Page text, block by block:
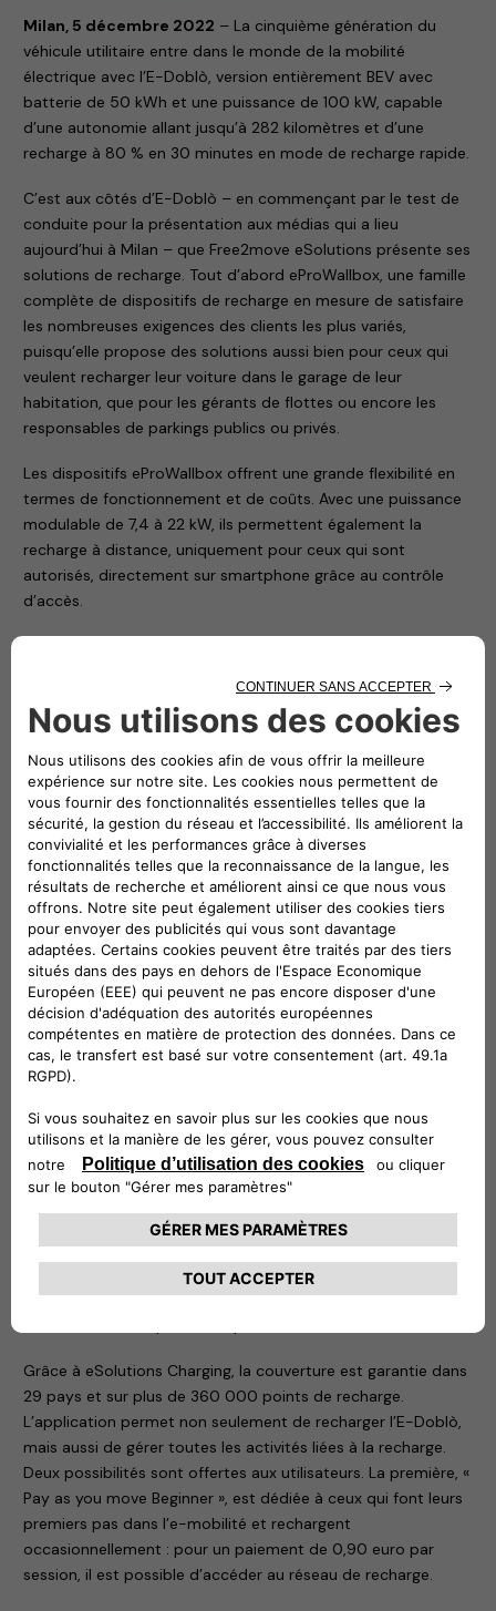
Milan, 5 décembre 2022 – La cinquième génération du
véhicule utilitaire entre dans le monde de la mobilité
électrique avec l’E-Doblò, version entièrement BEV avec
batterie de 50 kWh et une puissance de 100 kW, capable
d’une autonomie allant jusqu’à 282 kilomètres et d’une
recharge à 80 % en 30 minutes en mode de recharge rapide.
C’est aux côtés d’E-Doblò – en commençant par le test de
conduite pour la présentation aux médias qui a lieu
aujourd’hui à Milan – que Free2move eSolutions présente ses
solutions de recharge. Tout d’abord eProWallbox, une famille
complète de dispositifs de recharge en mesure de satisfaire
les nombreuses exigences des clients les plus variés,
puisqu’elle propose des solutions aussi bien pour ceux qui
veulent recharger leur voiture dans le garage de leur
habitation, que pour les gérants de flottes ou encore les
responsables de parkings publics ou privés.
Les dispositifs eProWallbox offrent une grande flexibilité en
termes de fonctionnement et de coûts. Avec une puissance
modulable de 7,4 à 22 kW, ils permettent également la
recharge à distance, uniquement pour ceux qui sont
autorisés, directement sur smartphone grâce au contrôle
d’accès.
la certification Type Approved TÜV Rheinland, qui s’ajoute à
toutes les certifications obligatoires prévues par l’Union
officiellement validés par les organes techniques de
Stellantis et sont donc parfaitement compatibles avec
toutes les voitures électriques et hybrides rechargeables du
groupe. Free2move eSolutions se confirme ainsi comme l’un
des producteurs européens d’équipements de service de
véhicules électriques (EVSE) les plus soucieux de la sécurité
des consommateurs.
La solution la plus pratique pour recharger jusqu’à deux
véhicules en même temps avec une puissance maximale de
44 kW est par contre l’ePublic, l’offre Free2move eSolutions
idéale pour les parkings publics ou réservés. Résistant à
toutes les conditions atmosphériques et aux manipulations,
instruments de mesure) permettant d’utiliser les données de
consommation à des fins fiscales.
Afin de jouir d’une pleine liberté et de recharger le nouveau
E-Doblò en itinérance, Free2move eSolutions propose
eSolutions Charging, une application conçue pour répondre
aux besoins de ceux qui font leurs premiers pas dans
l’eMobilité et de ceux qui doivent utiliser plus fréquemment
Grâce à eSolutions Charging, la couverture est garantie dans
29 pays et sur plus de 360 000 points de recharge.
L’application permet non seulement de recharger l’E-Doblò,
mais aussi de gérer toutes les activités liées à la recharge.
Deux possibilités sont offertes aux utilisateurs. La première, «
Pay as you move Beginner », est dédiée à ceux qui font leurs
premiers pas dans l’e-mobilité et rechargent
occasionnellement : pour un paiement de 0,90 euro par
session, il est possible d’accéder au réseau de recharge.